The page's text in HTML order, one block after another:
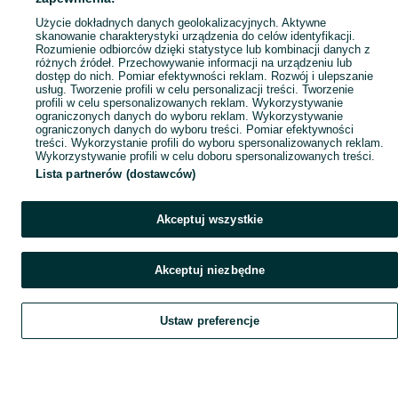
Szukaj Obserwujesz Dodaj Czat Konto
Użycie dokładnych danych geolokalizacyjnych. Aktywne
skanowanie charakterystyki urządzenia do celów identyfikacji.
Rozumienie odbiorców dzięki statystyce lub kombinacji danych z
różnych źródeł. Przechowywanie informacji na urządzeniu lub
dostęp do nich. Pomiar efektywności reklam. Rozwój i ulepszanie
usług. Tworzenie profili w celu personalizacji treści. Tworzenie
profili w celu spersonalizowanych reklam. Wykorzystywanie
ograniczonych danych do wyboru reklam. Wykorzystywanie
ograniczonych danych do wyboru treści. Pomiar efektywności
treści. Wykorzystanie profili do wyboru spersonalizowanych reklam.
Wykorzystywanie profili w celu doboru spersonalizowanych treści.
Lista partnerów (dostawców)
Akceptuj wszystkie
Akceptuj niezbędne
Ustaw preferencje